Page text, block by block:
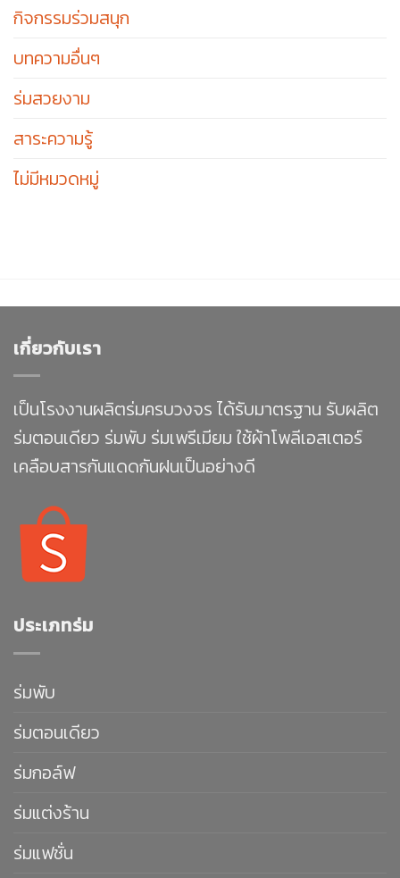
กิจกรรมร่วมสนุก
บทความอื่นๆ
ร่มสวยงาม
สาระความรู้
ไม่มีหมวดหมู่
เกี่ยวกับเรา
เป็นโรงงานผลิตร่มครบวงจร ได้รับมาตรฐาน รับผลิต
ร่มตอนเดียว ร่มพับ ร่มเพรีเมียม ใช้ผ้าโพลีเอสเตอร์
เคลือบสารกันแดดกันฝนเป็นอย่างดี
ประเภทร่ม
ร่มพับ
ร่มตอนเดียว
ร่มกอล์ฟ
ร่มแต่งร้าน
ร่มแฟชั่น